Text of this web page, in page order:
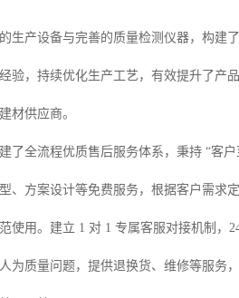
生产设备与完善的质量检测仪器，构建
验，持续优化生产工艺，有效提升了产
材供应商。
了全流程优质售后服务体系，秉持 “客
、方案设计等免费服务，根据客户需求
使用。建立 1 对 1 专属客服对接机制
为质量问题，提供退换货、维修等服务